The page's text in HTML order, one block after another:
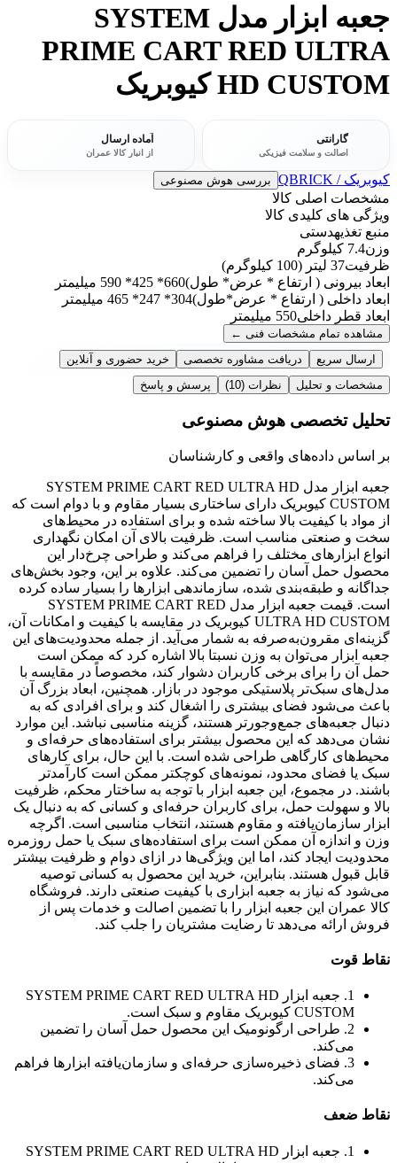
جعبه ابزار مدل SYSTEM
PRIME CART RED ULTRA
HD CUSTOM کیوبریک
گارانتی
اصالت و سلامت فیزیکی
آماده ارسال
از انبار کالا عمران
کیوبریک / QBRICK بررسی هوش مصنوعی
مشخصات اصلی کالا
ویژگی های کلیدی کالا
منبع تغذیهدستی
وزن7.4 کیلوگرم
ظرفیت37 لیتر (100 کیلوگرم)
ابعاد بیرونی ( ارتفاع * عرض* طول)660* 425* 590 میلیمتر
ابعاد داخلی ( ارتفاع * عرض*طول)304* 247* 465 میلیمتر
ابعاد قطر داخلی550 میلیمتر
مشاهده تمام مشخصات فنی ←
ارسال سریع
دریافت مشاوره تخصصی
خرید حضوری و آنلاین
مشخصات و تحلیل
نظرات (10) پرسش و پاسخ
تحلیل تخصصی هوش مصنوعی
بر اساس داده‌های واقعی و کارشناسان
جعبه ابزار مدل SYSTEM PRIME CART RED ULTRA HD
CUSTOM کیوبریک دارای ساختاری بسیار مقاوم و با دوام است که
از مواد با کیفیت بالا ساخته شده و برای استفاده در محیط‌های
سخت و صنعتی مناسب است. ظرفیت بالای آن امکان نگهداری
انواع ابزارهای مختلف را فراهم می‌کند و طراحی چرخ‌دار این
محصول حمل آسان را تضمین می‌کند. علاوه بر این، وجود بخش‌های
جداگانه و طبقه‌بندی شده، سازماندهی ابزارها را بسیار ساده کرده
است. قیمت جعبه ابزار مدل SYSTEM PRIME CART RED
ULTRA HD CUSTOM کیوبریک در مقایسه با کیفیت و امکانات آن،
گزینه‌ای مقرون‌به‌صرفه به شمار می‌آید. از جمله محدودیت‌های این
جعبه ابزار می‌توان به وزن نسبتا بالا اشاره کرد که ممکن است
حمل آن را برای برخی کاربران دشوار کند، مخصوصاً در مقایسه با
مدل‌های سبک‌تر پلاستیکی موجود در بازار. همچنین، ابعاد بزرگ آن
باعث می‌شود فضای بیشتری را اشغال کند و برای افرادی که به
دنبال جعبه‌های جمع‌وجورتر هستند، گزینه مناسبی نباشد. این موارد
نشان می‌دهد که این محصول بیشتر برای استفاده‌های حرفه‌ای و
محیط‌های کارگاهی طراحی شده است. با این حال، برای کارهای
سبک یا فضای محدود، نمونه‌های کوچکتر ممکن است کارآمدتر
باشند. در مجموع، این جعبه ابزار با توجه به ساختار محکم، ظرفیت
بالا و سهولت حمل، برای کاربران حرفه‌ای و کسانی که به دنبال یک
ابزار سازمان‌یافته و مقاوم هستند، انتخاب مناسبی است. اگرچه
وزن و اندازه آن ممکن است برای استفاده‌های سبک یا حمل روزمره
محدودیت ایجاد کند، اما این ویژگی‌ها در ازای دوام و ظرفیت بیشتر
قابل قبول هستند. بنابراین، خرید این محصول به کسانی توصیه
می‌شود که نیاز به جعبه ابزاری با کیفیت صنعتی دارند. فروشگاه
کالا عمران این جعبه ابزار را با تضمین اصالت و خدمات پس از
فروش ارائه می‌دهد تا رضایت مشتریان را جلب کند.
نقاط قوت
1. جعبه ابزار SYSTEM PRIME CART RED ULTRA HD
CUSTOM کیوبریک مقاوم و سبک است.
2. طراحی ارگونومیک این محصول حمل آسان را تضمین
می‌کند.
3. فضای ذخیره‌سازی حرفه‌ای و سازمان‌یافته ابزارها فراهم
می‌کند.
نقاط ضعف
1. جعبه ابزار SYSTEM PRIME CART RED ULTRA HD